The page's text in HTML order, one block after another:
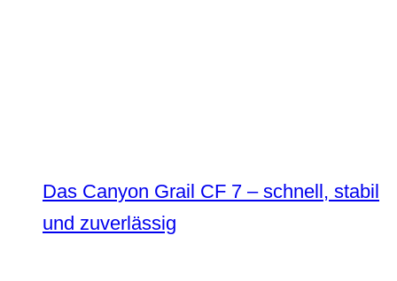
Das Canyon Grail CF 7 – schnell, stabil
und zuverlässig